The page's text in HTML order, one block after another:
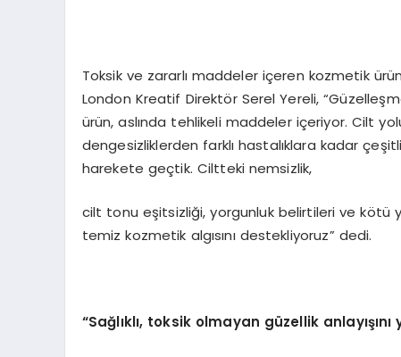
Toksik ve zararlı maddeler içeren kozmetik
London Kreatif Direktör Serel Yereli,
ürün, aslında tehlikeli maddeler içeriyor. Cilt
dengesizliklerden farklı hastalıklara kadar
harekete geçtik. Ciltteki nemsizlik,
cilt tonu eşitsizliği, yorgunluk belirtileri ve kötü
temiz kozmetik algısını destekliyoruz” dedi.
“Sağlıklı, toksik olmayan güzellik anlayışını